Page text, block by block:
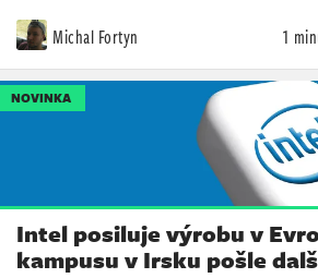
Michal Fortyn 1
NOVINKA
Intel posiluje výrobu v
kampusu v Irsku pošle